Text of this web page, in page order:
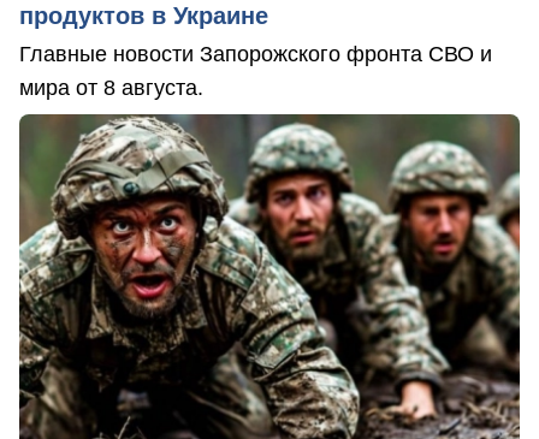
продуктов в Украине
Главные новости Запорожского фронта СВО и
мира от 8 августа.